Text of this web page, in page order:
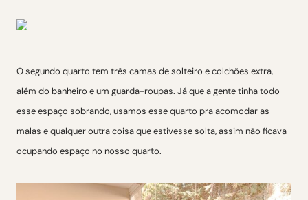
O segundo quarto tem três camas de solteiro e colchões extra,
além do banheiro e um guarda-roupas. Já que a gente tinha todo
esse espaço sobrando, usamos esse quarto pra acomodar as
malas e qualquer outra coisa que estivesse solta, assim não ficava
ocupando espaço no nosso quarto.